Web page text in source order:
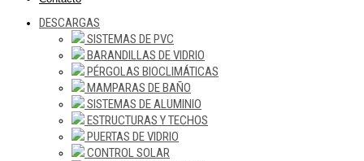
DESCARGAS
SISTEMAS DE PVC
BARANDILLAS DE VIDRIO
PÉRGOLAS BIOCLIMÁTICAS
MAMPARAS DE BAÑO
SISTEMAS DE ALUMINIO
ESTRUCTURAS Y TECHOS
PUERTAS DE VIDRIO
CONTROL SOLAR